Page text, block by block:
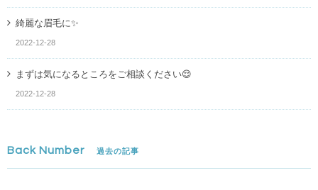
綺麗な眉毛に✨
2022-12-28
まずは気になるところをご相談ください😌
2022-12-28
Back Number 過去の記事